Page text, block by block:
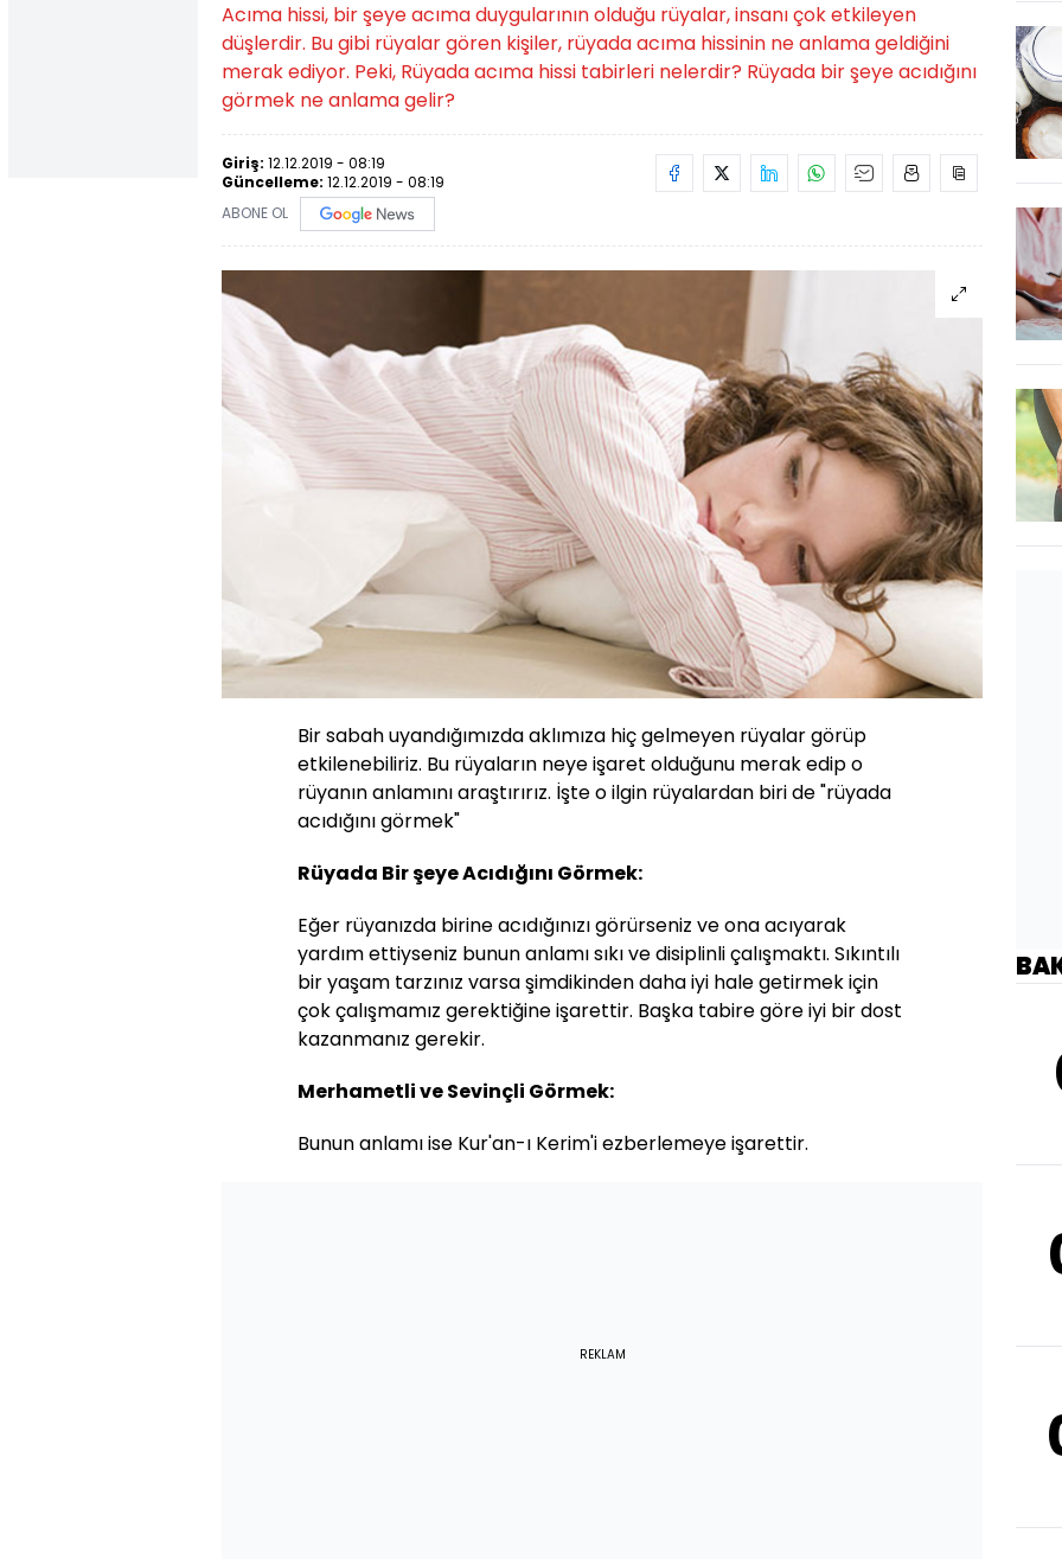
Acıma hissi, bir şeye acıma duygularının olduğu rüyalar, insanı çok etkileyen
düşlerdir. Bu gibi rüyalar gören kişiler, rüyada acıma hissinin ne anlama geldiğini
merak ediyor. Peki, Rüyada acıma hissi tabirleri nelerdir? Rüyada bir şeye acıdığını
görmek ne anlama gelir?
Giriş: 12.12.2019 - 08:19
Güncelleme: 12.12.2019 - 08:19
ABONE OL
Bir sabah uyandığımızda aklımıza hiç gelmeyen rüyalar görüp
etkilenebiliriz. Bu rüyaların neye işaret olduğunu merak edip o
rüyanın anlamını araştırırız. İşte o ilgin rüyalardan biri de "rüyada
acıdığını görmek"
Rüyada Bir şeye Acıdığını Görmek:
Eğer rüyanızda birine acıdığınızı görürseniz ve ona acıyarak
yardım ettiyseniz bunun anlamı sıkı ve disiplinli çalışmaktı. Sıkıntılı
bir yaşam tarzınız varsa şimdikinden daha iyi hale getirmek için
çok çalışmamız gerektiğine işarettir. Başka tabire göre iyi bir dost
kazanmanız gerekir.
Merhametli ve Sevinçli Görmek:
Bunun anlamı ise Kur'an-ı Kerim'i ezberlemeye işarettir.
REKLAM